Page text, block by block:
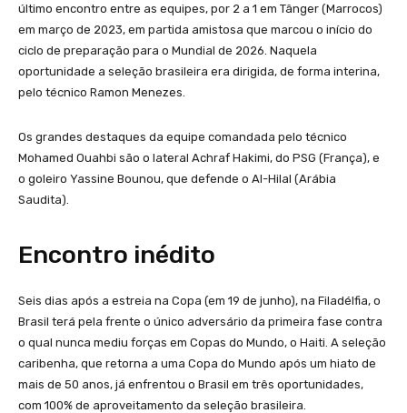
último encontro entre as equipes, por 2 a 1 em Tânger (Marrocos)
em março de 2023, em partida amistosa que marcou o início do
ciclo de preparação para o Mundial de 2026. Naquela
oportunidade a seleção brasileira era dirigida, de forma interina,
pelo técnico Ramon Menezes.
Os grandes destaques da equipe comandada pelo técnico
Mohamed Ouahbi são o lateral Achraf Hakimi, do PSG (França), e
o goleiro Yassine Bounou, que defende o Al-Hilal (Arábia
Saudita).
Encontro inédito
Seis dias após a estreia na Copa (em 19 de junho), na Filadélfia, o
Brasil terá pela frente o único adversário da primeira fase contra
o qual nunca mediu forças em Copas do Mundo, o Haiti. A seleção
caribenha, que retorna a uma Copa do Mundo após um hiato de
mais de 50 anos, já enfrentou o Brasil em três oportunidades,
com 100% de aproveitamento da seleção brasileira.